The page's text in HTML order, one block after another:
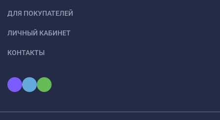
ДЛЯ ПОКУПАТЕЛЕЙ
ЛИЧНЫЙ КАБИНЕТ
КОНТАКТЫ